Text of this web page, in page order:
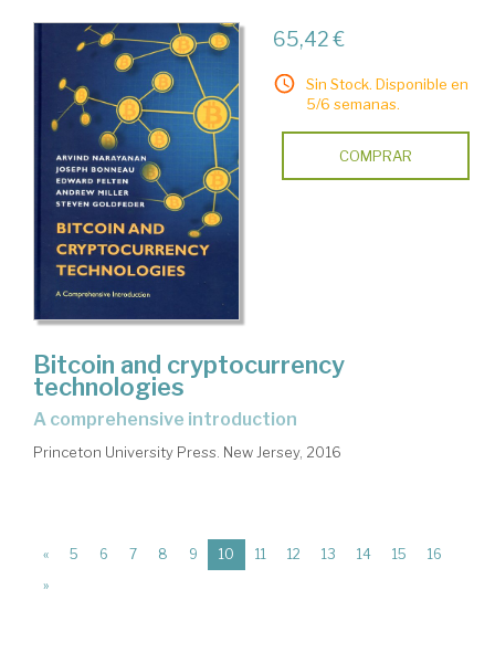
65,42 €
Sin Stock. Disponible en
5/6 semanas.
COMPRAR
Bitcoin and cryptocurrency
technologies
a comprehensive introduction
Princeton University Press. New Jersey, 2016
« 5 6 7 8 9 10 (current)
11 12 13 14 15
16
»